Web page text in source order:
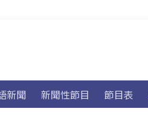
新聞 新聞性節目 節目表